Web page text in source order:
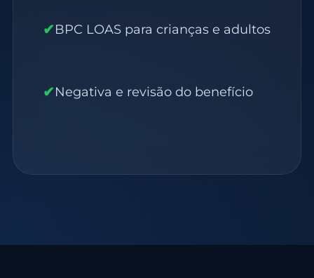
✔BPC LOAS para crianças e adultos
✔Negativa e revisão do benefício